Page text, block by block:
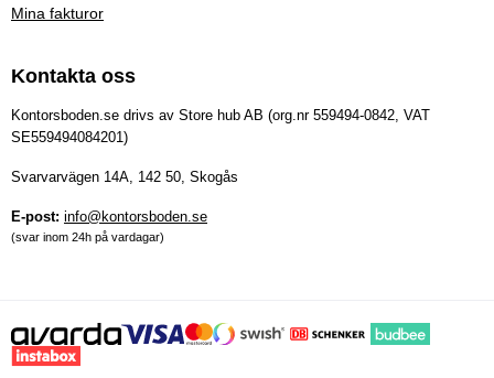
Mina fakturor
Kontakta oss
Kontorsboden.se drivs av Store hub AB (org.nr 559494-0842, VAT
SE559494084201)
Svarvarvägen 14A, 142 50, Skogås
E-post: info@kontorsboden.se
(svar inom 24h på vardagar)